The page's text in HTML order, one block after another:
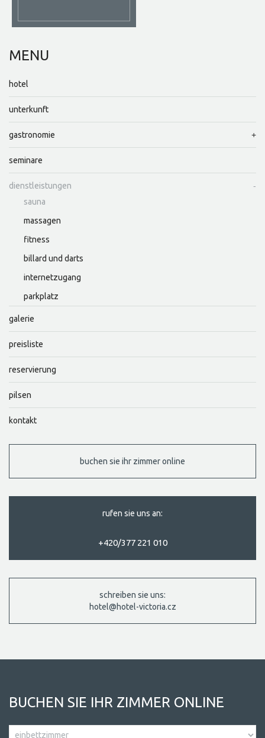
MENU
hotel
unterkunft
gastronomie
seminare
dienstleistungen
sauna
massagen
fitness
billard und darts
internetzugang
parkplatz
galerie
preisliste
reservierung
pilsen
kontakt
buchen sie ihr zimmer online
rufen sie uns an:
+420/377 221 010
schreiben sie uns:
hotel@hotel-victoria.cz
BUCHEN SIE IHR ZIMMER ONLINE